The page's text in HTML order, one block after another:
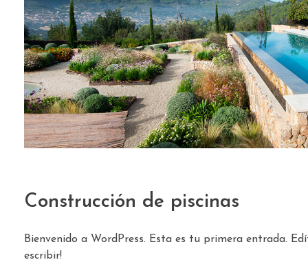
Construcción de piscinas
Bienvenido a WordPress. Esta es tu primera entrada.
escribir!